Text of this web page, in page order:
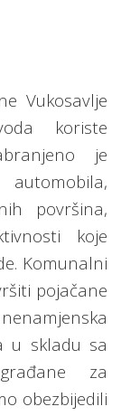
Vukosavlje
koriste
je
površina,
koje
Komunalni
pojačane
u skladu sa
za
obezbijedili